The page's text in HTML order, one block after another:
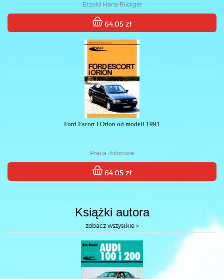
Etzold Hans-Rüdiger
64.05 zł
Ford Escort i Orion od modeli 1991
Praca zbiorowa
64.05 zł
Książki autora
zobacz wszystkie >